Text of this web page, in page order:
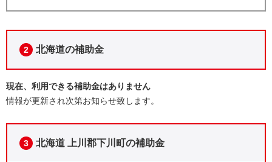
2 北海道の補助金
現在、利用できる補助金はありません
情報が更新され次第お知らせ致します。
3 北海道 上川郡下川町の補助金